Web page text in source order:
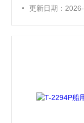
m CO/2.5% CH4/
更新日期：